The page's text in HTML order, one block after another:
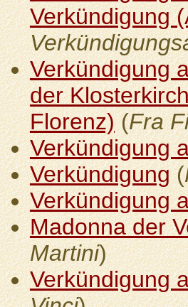
Verkündigung
Verkündigung
der
Florenz)(Fra
Verkündigung
Verkündigung(
Verkündigung
Madonna der
Martini)
Verkündigung